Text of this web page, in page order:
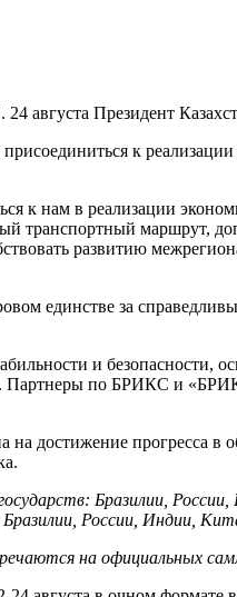
Президент
присоединиться к
к нам в реализации
транспортный маршрут,
развитию
единстве за
и
Партнеры по БРИКС и
на достижение прогресса
Бразилии,
России, Индии,
на официальных